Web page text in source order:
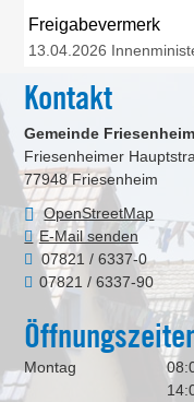
Freigabevermerk
13.04.2026
Kontakt
Gemeinde Friesenheim
Friesenheimer
77948 Friesenheim
OpenStreetMap
E-Mail senden
07821 / 6337-0
07821 / 6337-90
Montag